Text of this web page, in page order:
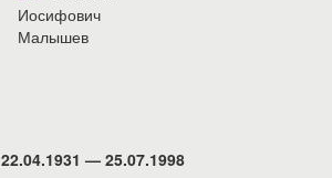
22.04.1931 — 25.07.1998